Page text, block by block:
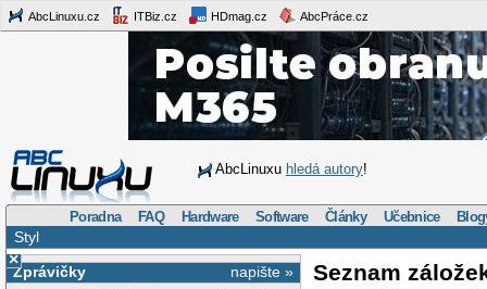
AbcLinuxu.cz ITBiz.cz HDmag.cz AbcPráce.cz
AbcLinuxu hledá autory!
Poradna FAQ Hardware Software Články Učebnice
Styl
×
napište »
Zprávičky
Seznam